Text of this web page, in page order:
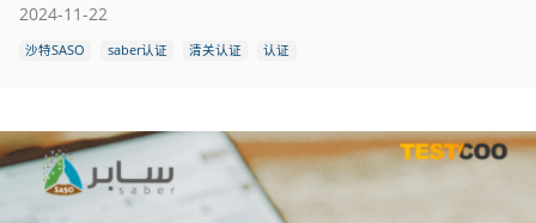
2024-11-22
沙特SASO saber认证 清关认证 认证